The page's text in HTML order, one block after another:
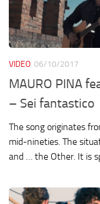
VIDEO 06/10/2017
MAURO PINA
– Sei fantastico
The song originates
mid-nineties. The
and … the Other. It is